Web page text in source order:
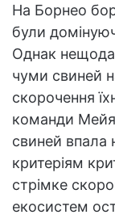
На Борнео
були
Однак
чуми свиней
скорочення
команди
свиней впала
критеріям
стрімке
екосистем